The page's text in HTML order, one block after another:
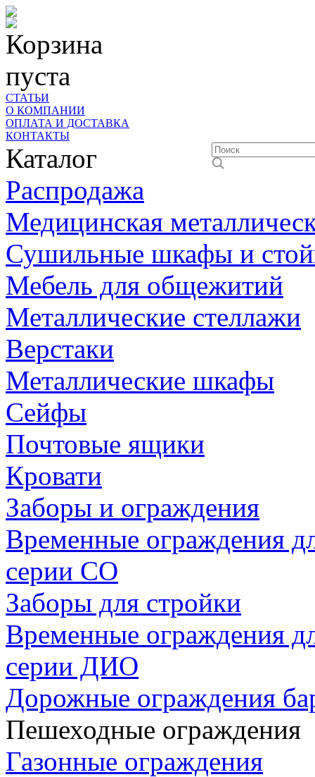
Корзина
пуста
СТАТЬИ
О КОМПАНИИ
ОПЛАТА И ДОСТАВКА
КОНТАКТЫ
Каталог
Распродажа
Медицинская
Сушильные шкафы и
Мебель для общежитий
Металлические стеллажи
Верстаки
Металлические шкафы
Сейфы
Почтовые ящики
Кровати
Заборы и ограждения
Временные ограждения
серии СО
Заборы для стройки
Временные ограждения
серии ДИО
Дорожные ограждения
Пешеходные ограждения
Газонные ограждения